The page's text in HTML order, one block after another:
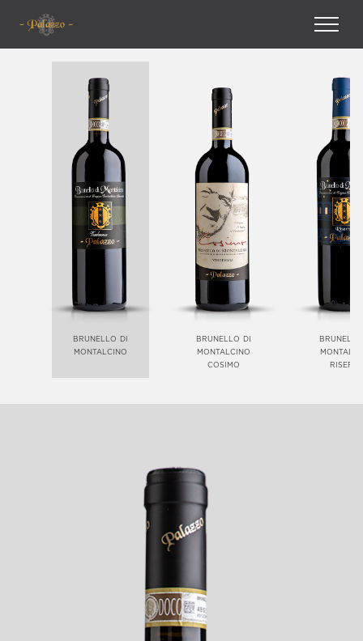
brunello di
montalcino
brunello di
montalcino
cosimo
riserva